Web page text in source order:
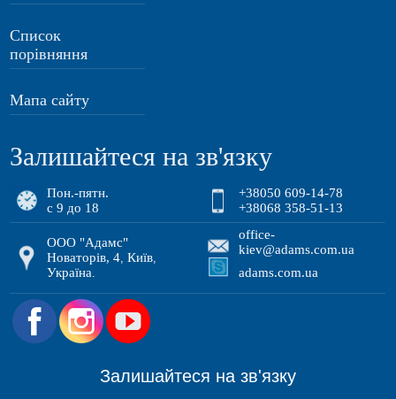
Список
порівняння
Мапа сайту
Залишайтеся на зв'язку
Пон.-пятн.
с 9 до 18
+38050 609-14-78
+38068 358-51-13
ООО "Адамс"
Новаторів, 4 ,Київ
Україна
office-
kiev@adams.com.ua
adams.com.ua
.
Залишайтеся на зв'язку